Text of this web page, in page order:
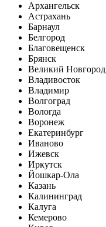
Архангельск
Астрахань
Барнаул
Белгород
Благовещенск
Брянск
Великий Новгород
Владивосток
Владимир
Волгоград
Вологда
Воронеж
Екатеринбург
Иваново
Ижевск
Иркутск
Йошкар-Ола
Казань
Калининград
Калуга
Кемерово